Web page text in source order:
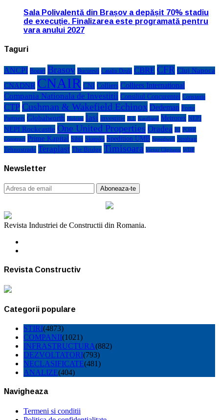
Sala Polivalentă din Brașov a depășit 70% stadiu
de execuție. Finalizarea este programată pentru
vara anului 2027
Taguri
ANCPI Bogart Brasov Bucuresti Catalin Drula CBRE CFR Cluj Napoca
CNADNR CNAIR CNI Colliers Colliers International
Compania Nationala de Investitii Consiliul Concurentei Constanta
CTP Cushman & Wakefield Echinox Dedeman Forte
Partners Globalworth Holcim Iasi investitie JLL Kaufland Metrorex NEPI
NEPI Rockcastle One United Properties Oradea P3 PORR
Construct Prime Kapital Sibiu Skanska Spedition UMB Speedwell Strabag
Tehnostrade Teraplast The Bridge Timisoara Victor Căpitanu WDP
Newsletter
Revista Industriei de Constructii din Romania.
Revista Constructiv
Categorii populare
STIRI(4873)
COMPANII(1021)
INFRASTRUCTURA(882)
DEZVOLTATORI(793)
NECLASIFICATE(481)
ANALIZE(404)
Navigheaza
Termeni si conditii